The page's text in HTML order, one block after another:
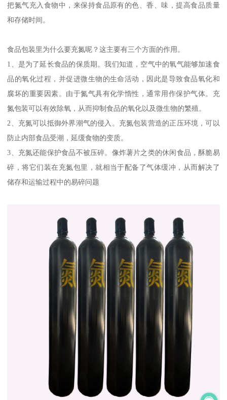
把氮气充入食物中，来保持食品原有的色、香、味，提高食品质量
和存储时间。
食品包装里为什么要充氮呢？这主要有三个方面的作用。
1、是为了延长食品的保质期。我们知道，空气中的氧气能够加速食
品的氧化过程，并促进微生物的生命活动，因此是导致食品氧化和
腐坏的重要因素。由于氮气具有化学惰性，通常用作保护气体。充
氮包装可以有效除氧，从而抑制食品的氧化以及微生物的繁殖。
2、充氮可以抵御外界潮气的侵入。充氮包装营造的正压环境，可以
防止内部食品受潮，延缓食物的变质。
3、充氮还能保护食品不被压碎。像炸薯片之类的休闲食品，酥脆易
碎，将它们装在充氮包里，就相当于配备了气体缓冲，从而解决了
储存和运输过程中的易碎问题